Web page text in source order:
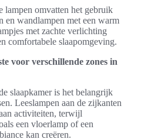
lampen omvatten het gebruik
en wandlampen met een warm
met zachte verlichting
comfortabele slaapomgeving.
voor verschillende zones in
slaapkamer is het belangrijk
Leeslampen aan de zijkanten
activiteiten, terwijl
een vloerlamp of een
kan creëren.